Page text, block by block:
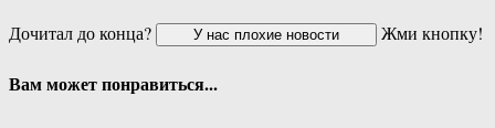
Дочитал до конца?
Жми кнопку!
Вам может понравиться...